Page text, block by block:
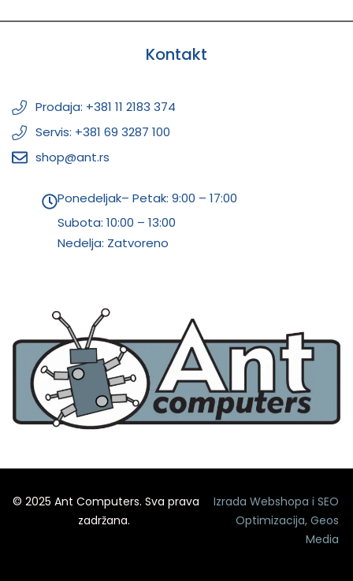
Kontakt
Prodaja: +381 11 2183 374
Servis: +381 69 3287 100
shop@ant.rs
Ponedeljak– Petak: 9:00 – 17:00
Subota: 10:00 – 13:00
Nedelja: Zatvoreno
© 2025 Ant Computers. Sva prava
zadržana.
Izrada Webshopa iSEO
Optimizacija,Geos
Media